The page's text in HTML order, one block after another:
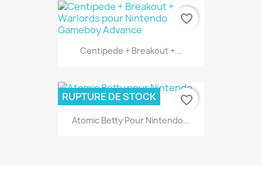
Centipede + Breakout +...
favorite_border
Atomic Betty Pour Nintendo...
RUPTURE DE STOCK favorite_border